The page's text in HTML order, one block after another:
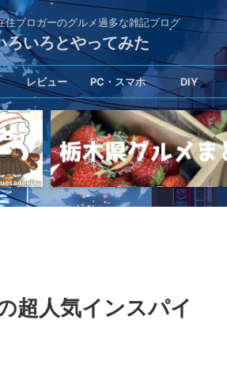
住ブロガーのグルメ過多な雑記ブログ
ろいろとやってみた
レビュー PC・スマホ DIY
超人気インスパイ